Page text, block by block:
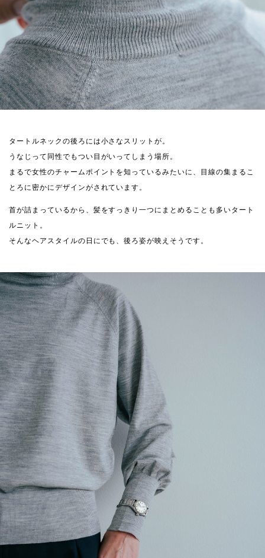
タートルネックの後ろには小さなスリットが。
うなじって同性でもつい目がいってしまう場所。
まるで女性のチャームポイントを知っているみたいに、目線の集まるこ
とろに密かにデザインがされています。
首が詰まっているから、髪をすっきり一つにまとめることも多いタート
ルニット。
そんなヘアスタイルの日にでも、後ろ姿が映えそうです。